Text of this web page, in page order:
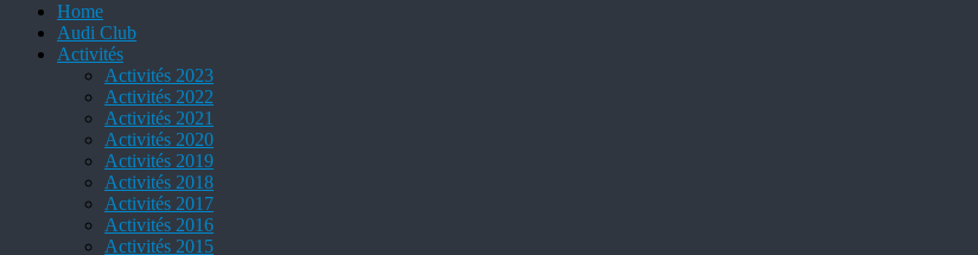
Home
Audi Club
Activités
Activités 2023
Activités 2022
Activités 2021
Activités 2020
Activités 2019
Activités 2018
Activités 2017
Activités 2016
Activités 2015